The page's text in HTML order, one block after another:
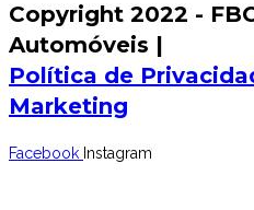
Copyright 2022 -
Automóveis |
Política de
Marketing
Facebook Instagram